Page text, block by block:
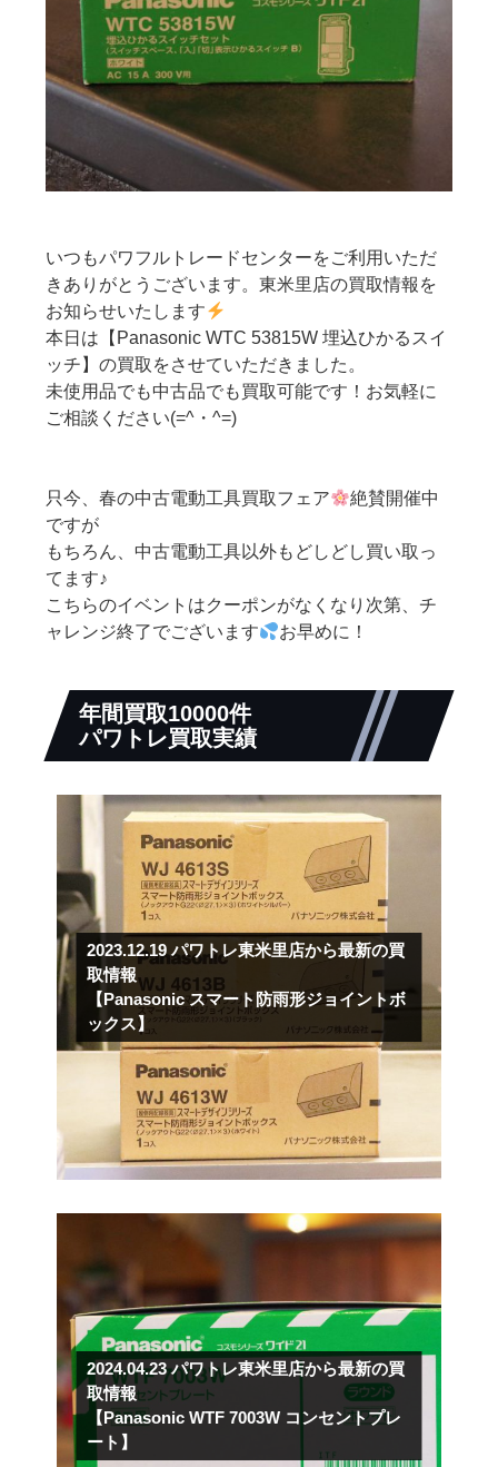
いつもパワフルトレードセンターをご利用いただ
きありがとうございます。東米里店の買取情報を
お知らせいたします
本日は【Panasonic WTC 53815W 埋込ひかるスイ
ッチ】の買取をさせていただきました。
未使用品でも中古品でも買取可能です！お気軽に
ご相談ください(=^・^=)
只今、春の中古電動工具買取フェア
絶賛開催中
ですが
もちろん、中古電動工具以外もどしどし買い取っ
てます♪
こちらのイベントはクーポンがなくなり次第、チ
ャレンジ終了でございます
お早めに！
年間買取10000件
パワトレ買取実績
2023.12.19 パワトレ東米里店から最新の買
取情報
【Panasonic スマート防雨形ジョイントボ
ックス】
2024.04.23 パワトレ東米里店から最新の買
取情報
【Panasonic WTF 7003W コンセントプレ
ート】